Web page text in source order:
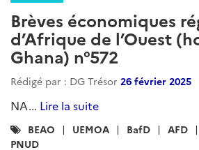
Brèves économiques
d’Afrique de l’Ouest
Ghana) n°572
Rédigé par : DG Trésor 26 février 2025
NA... Lire la suite
Catégories
:
BEAO UEMOA BafD AFD
PNUD